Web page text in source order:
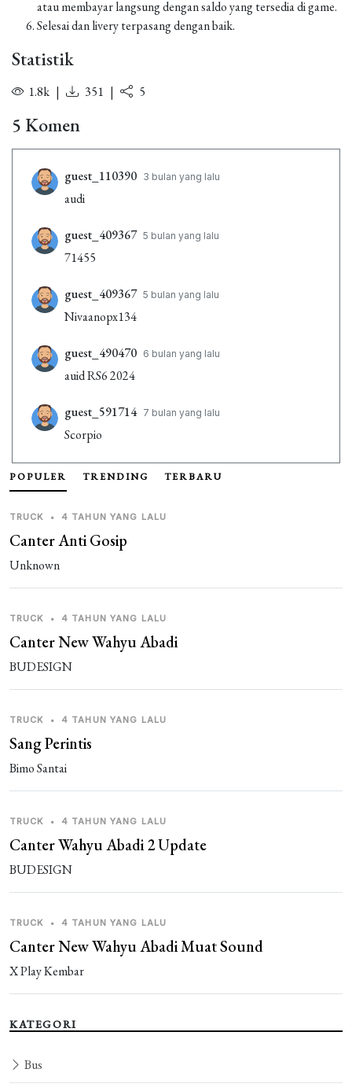
atau membayar langsung dengan saldo yang tersedia di game.
Selesai dan livery terpasang dengan baik.
Statistik
1.8k | 351 | 5
5 Komen
guest_110390 3 bulan yang lalu
audi
guest_409367 5 bulan yang lalu
71455
guest_409367 5 bulan yang lalu
Nivaanopx134
guest_490470 6 bulan yang lalu
auid RS6 2024
guest_591714 7 bulan yang lalu
Scorpio
POPULER TRENDING TERBARU
TRUCK • 4 TAHUN YANG LALU
Canter Anti Gosip
Unknown
TRUCK • 4 TAHUN YANG LALU
Canter New Wahyu Abadi
BUDESIGN
TRUCK • 4 TAHUN YANG LALU
Sang Perintis
Bimo Santai
TRUCK • 4 TAHUN YANG LALU
Canter Wahyu Abadi 2 Update
BUDESIGN
TRUCK • 4 TAHUN YANG LALU
Canter New Wahyu Abadi Muat Sound
X Play Kembar
KATEGORI
Bus